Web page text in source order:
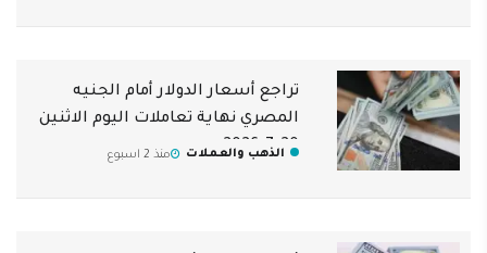
تراجع أسعار الدولار أمام الجنيه
المصري نهاية تعاملات اليوم الاثنين
20-7-2026الذهب والعملات منذ 2 اسبوع